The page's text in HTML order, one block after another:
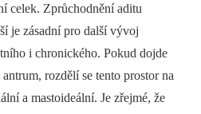
celek. Zprůchodnění aditu
je zásadní pro další vývoj
i chronického. Pokud dojde
rozdělí se tento prostor na
a mastoideální. Je zřejmé, že